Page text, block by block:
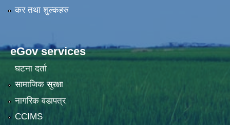
कर तथा शुल्कहरु
eGov services
घटना दर्ता
सामाजिक सुरक्षा
नागरिक वडापत्र
CCIMS